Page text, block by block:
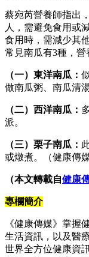
蔡宛芮營養師指出
人，需避免食用或
食用時，需減少其
常見南瓜有3種，營
（一）東洋南瓜：
做南瓜粥、南瓜清
（二）西洋南瓜：
派。
（三）栗子南瓜：
或燉煮。（健康傳
（本文轉載自健康
專欄簡介
《健康傳媒》掌握
生活資訊，以及醫
世界全方位健康資